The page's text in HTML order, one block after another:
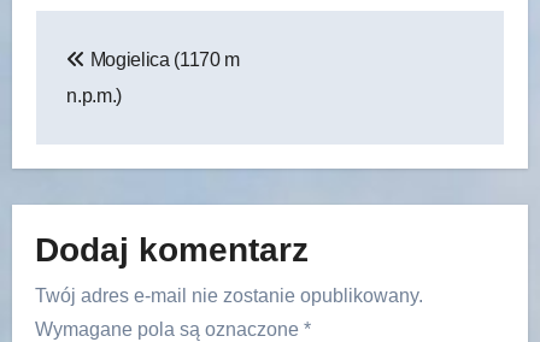
wpisu
Mogielica (1170 m
n.p.m.)
Dodaj komentarz
Twój adres e-mail nie zostanie opublikowany.
Wymagane pola są oznaczone *